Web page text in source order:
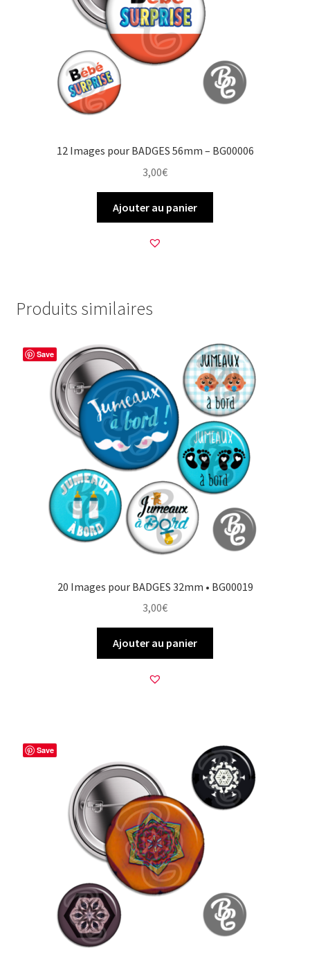
12 Images pour BADGES 56mm – BG00006
3,00€
Ajouter au panier
Produits similaires
Save
20 Images pour BADGES 32mm • BG00019
3,00€
Ajouter au panier
Save